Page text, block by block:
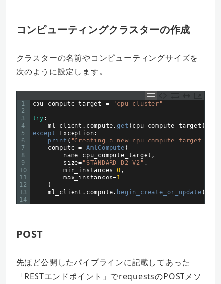
コンピューティングクラスターの作成
クラスターの名前やコンピューティングサイズを
次のように設定します。
1
2
3
4
5
6
7
8
9
10
11
12
13
14
cpu_compute_target = "cpu-cluster"
try :
ml_client . compute.get ( cpu_compute_target )
except Exception:
print ( "Creating a new cpu compute target..."
compute = AmlCompute (
name=cpu_compute_target ,
size= "STANDARD_D2_V2" ,
min_instances=0 ,
max_instances=1
)
ml_client . compute. begin_create_or_update (
POST
先ほど公開したパイプラインに記載してあった
「RESTエンドポイント」でrequestsのPOSTメソ